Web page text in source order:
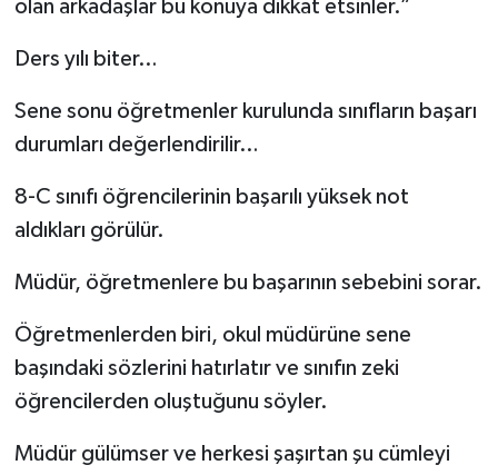
olan arkadaşlar bu konuya dikkat etsinler.”
Ders yılı biter…
Sene sonu öğretmenler kurulunda sınıfların başarı
durumları değerlendirilir…
8-C sınıfı öğrencilerinin başarılı yüksek not
aldıkları görülür.
Müdür, öğretmenlere bu başarının sebebini sorar.
Öğretmenlerden biri, okul müdürüne sene
başındaki sözlerini hatırlatır ve sınıfın zeki
öğrencilerden oluştuğunu söyler.
Müdür gülümser ve herkesi şaşırtan şu cümleyi